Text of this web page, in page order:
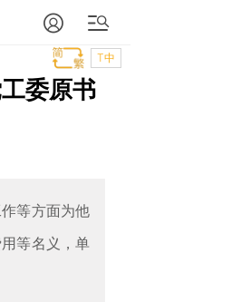
T中
委原书
等方面为他
等名义，单